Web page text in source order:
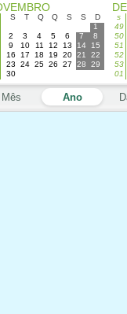
S T Q Q S S
D
1
2
3 4 5 6 7
8
9
10 11 12 13 14
15
16
17 18 19 20 21
22
23
24 25 26 27 28
29
30
s
49
50
51
52
53
01
Mês Ano